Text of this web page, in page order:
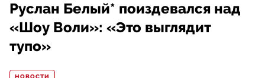
Руслан Белый* поиздевался над
«Шоу Воли»: «Это выглядит
тупо»